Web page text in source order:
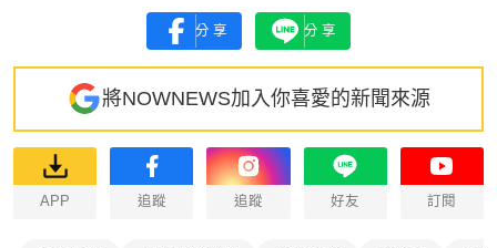
分享 分享
將NOWNEWS加入你喜愛的新聞來源
APP 追蹤 追蹤 好友 訂閱